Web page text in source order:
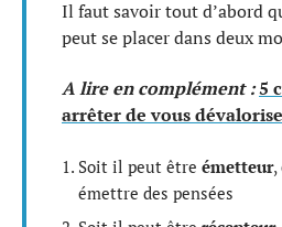
Il faut savoir tout d’abord
peut se placer dans deux
A lire en complément :5
arrêter de vous
Soit il peut être émetteur,
émettre des pensées